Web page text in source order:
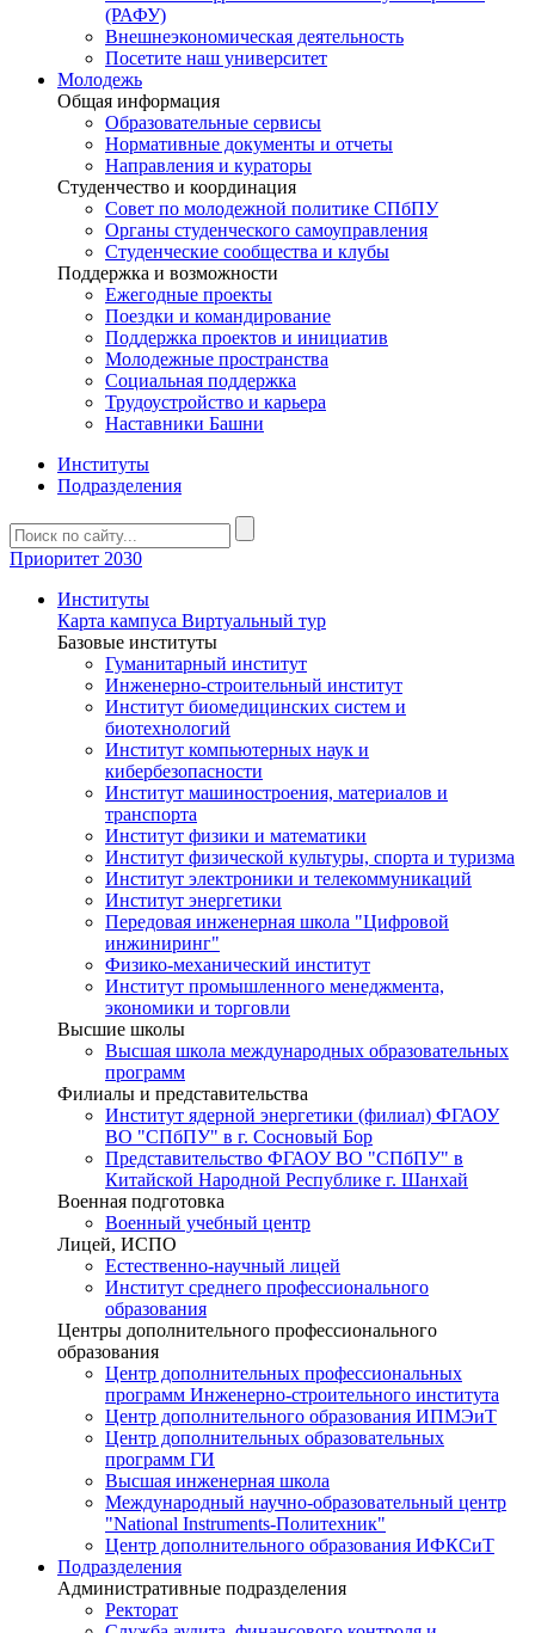
(РАФУ)
Внешнеэкономическая деятельность
Посетите наш университет
Молодежь
Общая информация
Образовательные сервисы
Нормативные документы и отчеты
Направления и кураторы
Студенчество и координация
Совет по молодежной политике СПбПУ
Органы студенческого самоуправления
Студенческие сообщества и клубы
Поддержка и возможности
Ежегодные проекты
Поездки и командирование
Поддержка проектов и инициатив
Молодежные пространства
Социальная поддержка
Трудоустройство и карьера
Наставники Башни
Институты
Подразделения
Приоритет 2030
Институты
Карта кампуса Виртуальный тур
Базовые институты
Гуманитарный институт
Инженерно-строительный институт
Институт биомедицинских систем и
биотехнологий
Институт компьютерных наук и
кибербезопасности
Институт машиностроения, материалов и
транспорта
Институт физики и математики
Институт физической культуры, спорта и туризма
Институт электроники и телекоммуникаций
Институт энергетики
Передовая инженерная школа "Цифровой
инжиниринг"
Физико-механический институт
Институт промышленного менеджмента,
экономики и торговли
Высшие школы
Высшая школа международных образовательных
программ
Филиалы и представительства
Институт ядерной энергетики (филиал) ФГАОУ
ВО "СПбПУ" в г. Сосновый Бор
Представительство ФГАОУ ВО "СПбПУ" в
Китайской Народной Республике г. Шанхай
Военная подготовка
Военный учебный центр
Лицей, ИСПО
Естественно-научный лицей
Институт среднего профессионального
образования
Центры дополнительного профессионального
образования
Центр дополнительных профессиональных
программ Инженерно-строительного института
Центр дополнительного образования ИПМЭиТ
Центр дополнительных образовательных
программ ГИ
Высшая инженерная школа
Международный научно-образовательный центр
"National Instruments-Политехник"
Центр дополнительного образования ИФКСиТ
Подразделения
Административные подразделения
Ректорат